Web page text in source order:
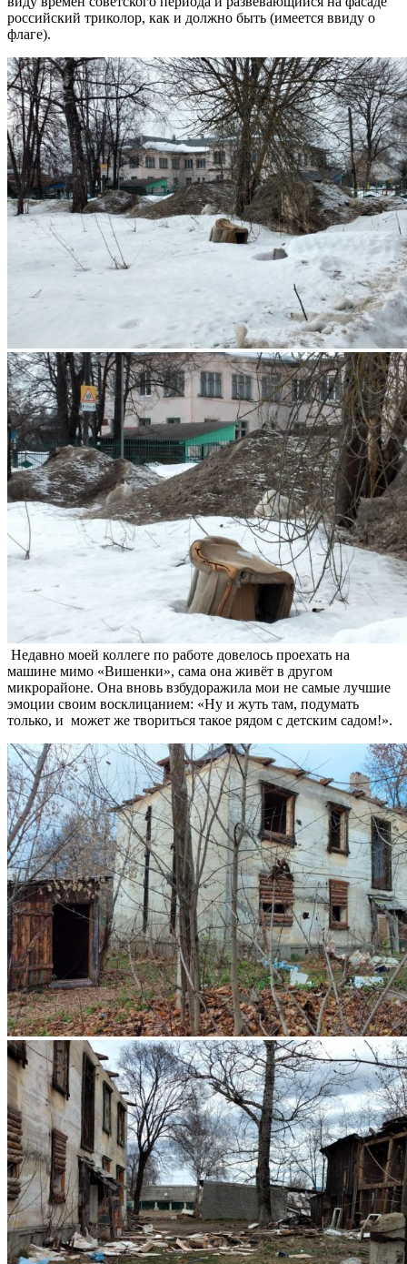
российский триколор, как и должно быть (имеется ввиду о
флаге).
Недавно моей коллеге по работе довелось проехать на
машине мимо «Вишенки», сама она живёт в другом
микрорайоне. Она вновь взбудоражила мои не самые лучшие
эмоции своим восклицанием: «Ну и жуть там, подумать
только, и может же твориться такое рядом с детским садом!».